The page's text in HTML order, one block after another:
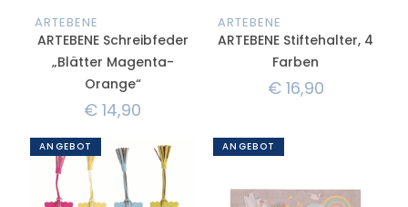
ARTEBENE
ARTEBENE Schreibfeder
„Blätter Magenta-
Orange“
€ 14,90
ARTEBENE
ARTEBENE Stiftehalter, 4
Farben
€16,90
ANGEBOT ANGEBOT